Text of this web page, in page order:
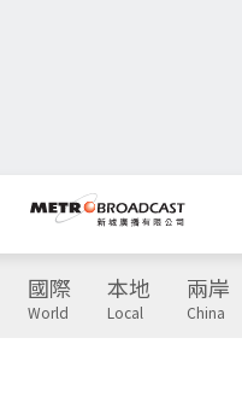
國際
World
本地
Local
兩岸
China